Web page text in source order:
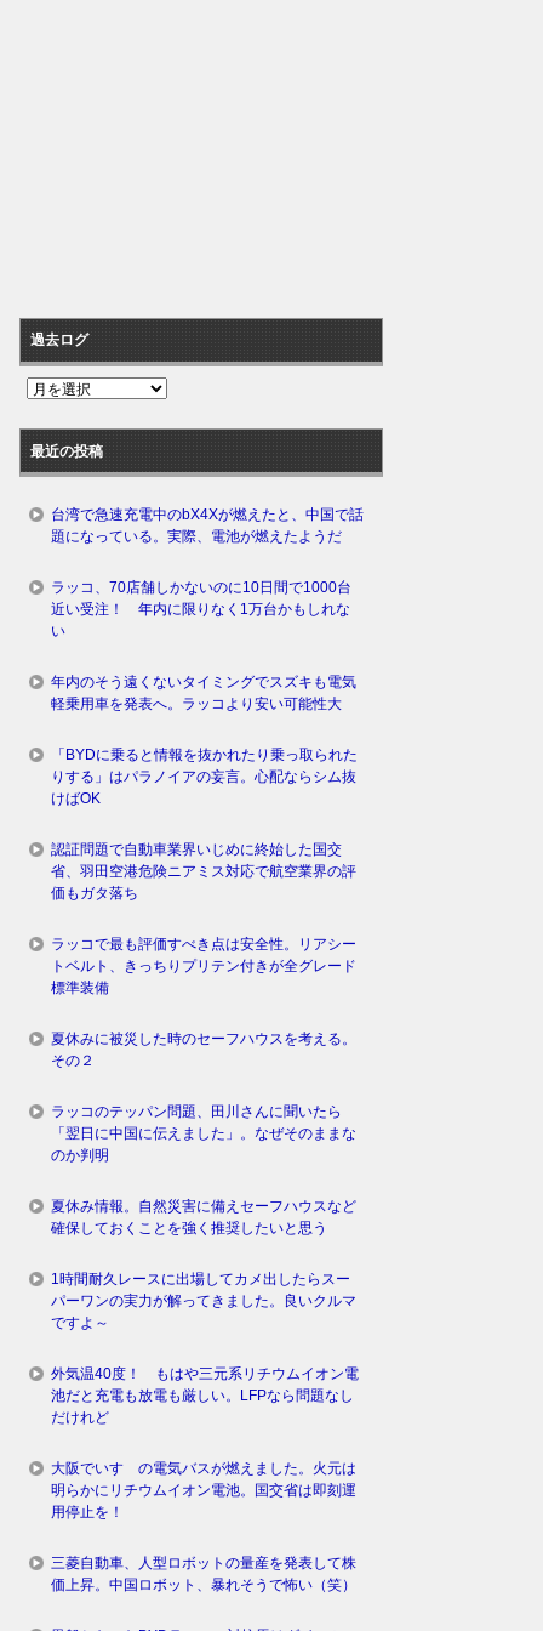
過去ログ
過
ロ
グ
最近の投稿
台湾で急速充電中のbX4Xが燃えたと、中国で話
題になっている。実際、電池が燃えたようだ
ラッコ、70店舗しかないのに10日間で1000台
近い受注！ 年内に限りなく1万台かもしれな
い
年内のそう遠くないタイミングでスズキも電気
軽乗用車を発表へ。ラッコより安い可能性大
「BYDに乗ると情報を抜かれたり乗っ取られた
りする」はパラノイアの妄言。心配ならシム抜
けばOK
認証問題で自動車業界いじめに終始した国交
省、羽田空港危険ニアミス対応で航空業界の評
価もガタ落ち
ラッコで最も評価すべき点は安全性。リアシー
トベルト、きっちりプリテン付きが全グレード
標準装備
夏休みに被災した時のセーフハウスを考える。
その２
ラッコのテッパン問題、田川さんに聞いたら
「翌日に中国に伝えました」。なぜそのままな
のか判明
夏休み情報。自然災害に備えセーフハウスなど
確保しておくことを強く推奨したいと思う
1時間耐久レースに出場してカメ出したらスー
パーワンの実力が解ってきました。良いクルマ
ですよ～
外気温40度！ もはや三元系リチウムイオン電
池だと充電も放電も厳しい。LFPなら問題なし
だけれど
大阪でいすゞの電気バスが燃えました。火元は
明らかにリチウムイオン電池。国交省は即刻運
用停止を！
三菱自動車、人型ロボットの量産を発表して株
価上昇。中国ロボット、暴れそうで怖い（笑）